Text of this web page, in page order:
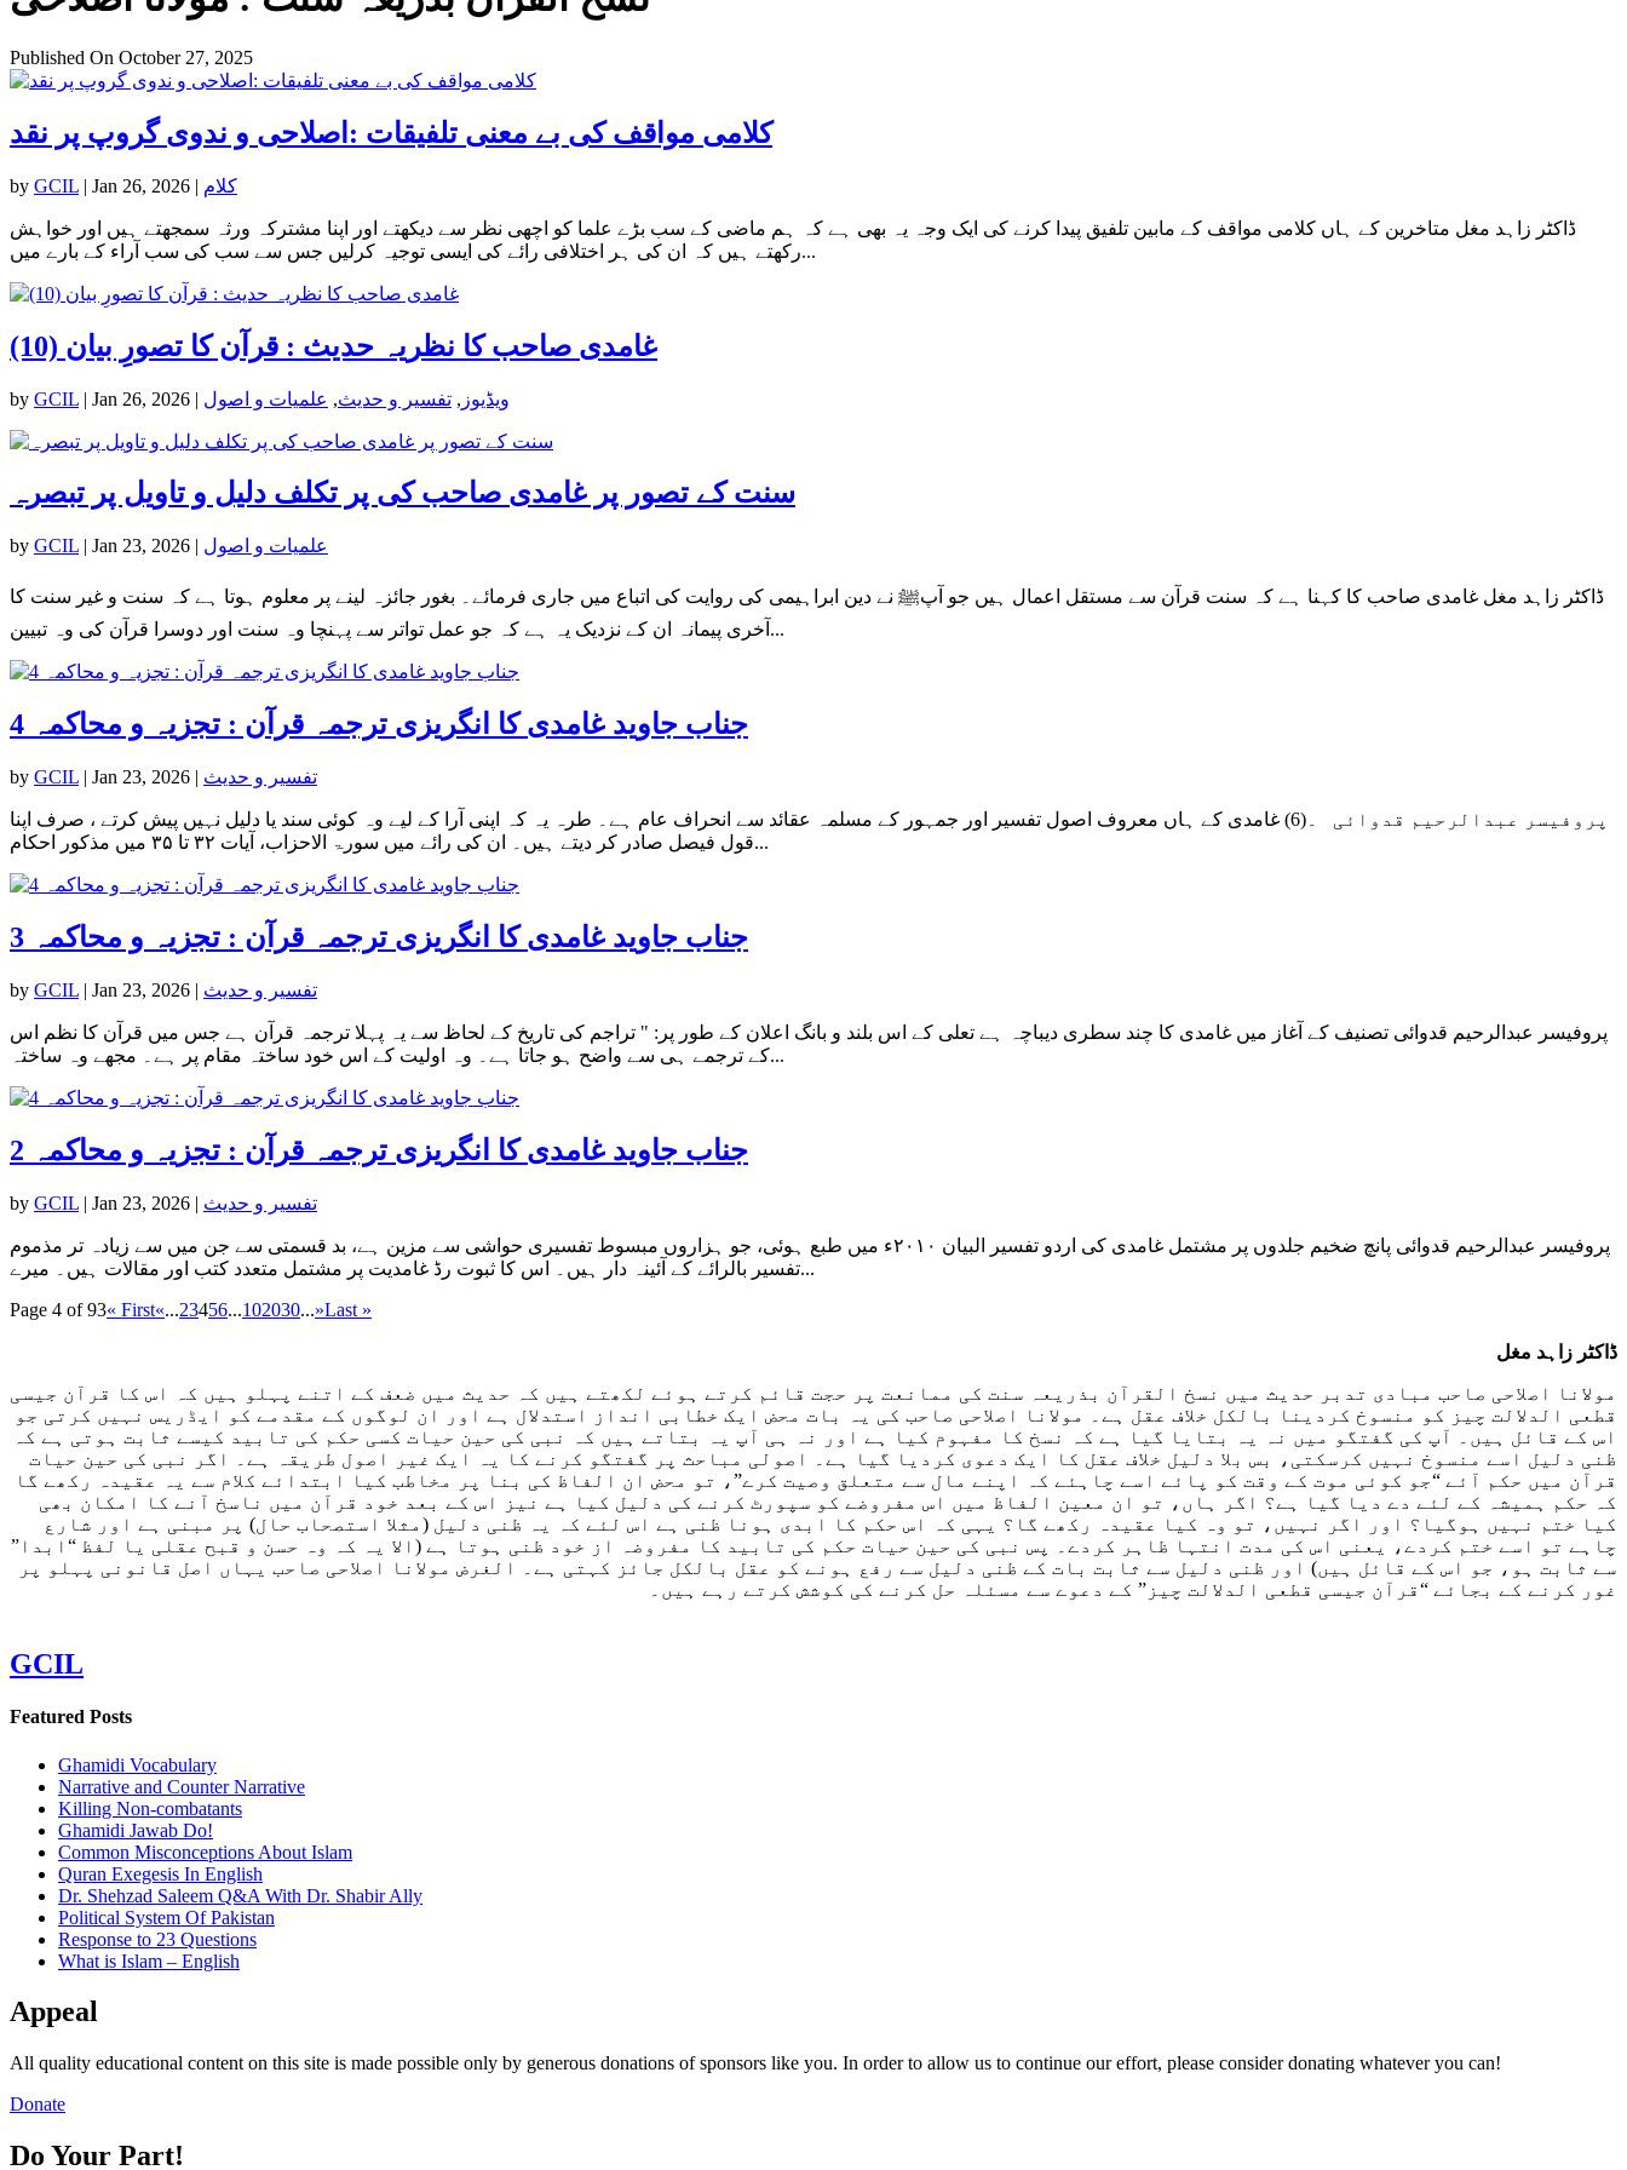
Published On October 27, 2025
کلامی مواقف کی بے معنی تلفیقات :اصلاحی و ندوی گروپ پر نقد
by GCIL | Jan 26, 2026 | کلام
ڈاکٹر زاہد مغل متاخرین کے ہاں کلامی مواقف کے مابین تلفیق پیدا کرنے کی ایک وجہ یہ بھی ہے کہ ہم ماضی کے سب بڑے علما کو اچھی نظر سے دیکھتے اور اپنا مشترکہ ورثہ سمجھتے ہیں اور خواہش
رکھتے ہیں کہ ان کی ہر اختلافی رائے کی ایسی توجیہ کرلیں جس سے سب کی سب آراء کے بارے میں...
(10) غامدی صاحب کا نظریہ حدیث : قرآن کا تصورِ بیان
by GCIL | Jan 26, 2026 | ویڈیوز , تفسیر و حدیث, علمیات و اصول
سنت کے تصور پر غامدی صاحب کی پر تکلف دلیل و تاویل پر تبصرہ
by GCIL | Jan 23, 2026 | علمیات و اصول
ڈاکٹر زاہد مغل غامدی صاحب کا کہنا ہے کہ سنت قرآن سے مستقل اعمال ہیں جو آپﷺ نے دین ابراہیمی کی روایت کی اتباع میں جاری فرمائے۔ بغور جائزہ لینے پر معلوم ہوتا ہے کہ سنت و غیر سنت کا
آخری پیمانہ ان کے نزدیک یہ ہے کہ جو عمل تواتر سے پہنچا وہ سنت اور دوسرا قرآن کی وہ تبیین...
جناب جاوید غامدی کا انگریزی ترجمہ قرآن : تجزیہ و محاکمہ 4
by GCIL | Jan 23, 2026 | تفسیر و حدیث
پروفیسر عبدالرحیم قدوائی ۔(6) غامدی کے ہاں معروف اصول تفسیر اور جمہور کے مسلمہ عقائد سے انحراف عام ہے۔ طرہ یہ کہ اپنی آرا کے لیے وہ کوئی سند یا دلیل نہیں پیش کرتے ، صرف اپنا
قول فیصل صادر کر دیتے ہیں۔ ان کی رائے میں سورۃ الاحزاب، آیات ۳۲ تا ۳۵ میں مذکور احکام...
جناب جاوید غامدی کا انگریزی ترجمہ قرآن : تجزیہ و محاکمہ 3
by GCIL | Jan 23, 2026 | تفسیر و حدیث
پروفیسر عبدالرحیم قدوائی تصنیف کے آغاز میں غامدی کا چند سطری دیباچہ ہے تعلی کے اس بلند و بانگ اعلان کے طور پر: " تراجم کی تاریخ کے لحاظ سے یہ پہلا ترجمہ قرآن ہے جس میں قرآن کا نظم اس
کے ترجمے ہی سے واضح ہو جاتا ہے۔ وہ اولیت کے اس خود ساختہ مقام پر ہے۔ مجھے وہ ساختہ...
جناب جاوید غامدی کا انگریزی ترجمہ قرآن : تجزیہ و محاکمہ 2
by GCIL | Jan 23, 2026 | تفسیر و حدیث
پروفیسر عبدالرحیم قدوائی پانچ ضخیم جلدوں پر مشتمل غامدی کی اردو تفسیر البیان ۲۰۱۰ء میں طبع ہوئی، جو ہزاروں مبسوط تفسیری حواشی سے مزین ہے، بد قسمتی سے جن میں سے زیادہ تر مذموم
تفسیر بالرائے کے آئینہ دار ہیں۔ اس کا ثبوت رڈ غامدیت پر مشتمل متعدد کتب اور مقالات ہیں۔ میرے...
Page 4 of 93« First«...23456...102030...»Last »
ڈاکٹر زاہد مغل
مولانا اصلاحی صاحب مبادی تدبر حدیث میں نسخ القرآن بذریعہ سنت کی ممانعت پر حجت قائم کرتے ہوئے لکھتے ہیں کہ حدیث میں ضعف کے اتنے پہلو ہیں کہ اس کا قرآن جیسی
قطعی الدلالت چیز کو منسوخ کردینا بالکل خلاف عقل ہے۔ مولانا اصلاحی صاحب کی یہ بات محض ایک خطابی انداز استدلال ہے اور ان لوگوں کے مقدمے کو ایڈریس نہیں کرتی جو
اس کے قائل ہیں۔ آپ کی گفتگو میں نہ یہ بتایا گیا ہے کہ نسخ کا مفہوم کیا ہے اور نہ ہی آپ یہ بتاتے ہیں کہ نبی کی حین حیات کسی حکم کی تابید کیسے ثابت ہوتی ہے کہ
ظنی دلیل اسے منسوخ نہیں کرسکتی، بس بلا دلیل خلاف عقل کا ایک دعوی کردیا گیا ہے۔ اصولی مباحث پر گفتگو کرنے کا یہ ایک غیر اصول طریقہ ہے۔ اگر نبی کی حین حیات
قرآن میں حکم آئے “جو کوئی موت کے وقت کو پائے اسے چاہئے کہ اپنے مال سے متعلق وصیت کرے”، تو محض ان الفاظ کی بنا پر مخاطب کیا ابتدائے کلام سے یہ عقیدہ رکھے گا
کہ حکم ہمیشہ کے لئے دے دیا گیا ہے؟ اگر ہاں، تو ان معین الفاظ میں اس مفروضے کو سپورٹ کرنے کی دلیل کیا ہے نیز اس کے بعد خود قرآن میں ناسخ آنے کا امکان بھی
کیا ختم نہیں ہوگیا؟ اور اگر نہیں، تو وہ کیا عقیدہ رکھے گا؟ یہی کہ اس حکم کا ابدی ہونا ظنی ہے اس لئے کہ یہ ظنی دلیل (مثلا استصحاب حال) پر مبنی ہے اور شارع
چاہے تو اسے ختم کردے، یعنی اس کی مدت انتہا ظاہر کردے۔ پس نبی کی حین حیات حکم کی تابید کا مفروضہ از خود ظنی ہوتا ہے (الا یہ کہ وہ حسن و قبح عقلی یا لفظ “ابدا”
سے ثابت ہو، جو اس کے قائل ہیں) اور ظنی دلیل سے ثابت بات کے ظنی دلیل سے رفع ہونے کو عقل بالکل جائز کہتی ہے۔ الغرض مولانا اصلاحی صاحب یہاں اصل قانونی پہلو پر
غور کرنے کے بجائے “قرآن جیسی قطعی الدلالت چیز” کے دعوے سے مسئلہ حل کرنے کی کوشش کرتے رہے ہیں۔
GCIL
Featured Posts
Ghamidi Vocabulary
Narrative and Counter Narrative
Killing Non-combatants
Ghamidi Jawab Do!
Common Misconceptions About Islam
Quran Exegesis In English
Dr. Shehzad Saleem Q&A With Dr. Shabir Ally
Political System Of Pakistan
Response to 23 Questions
What is Islam – English
Appeal
All quality educational content on this site is made possible only by generous donations of sponsors like you. In order to allow us to continue our effort, please consider donating whatever you can!
Donate
Do Your Part!